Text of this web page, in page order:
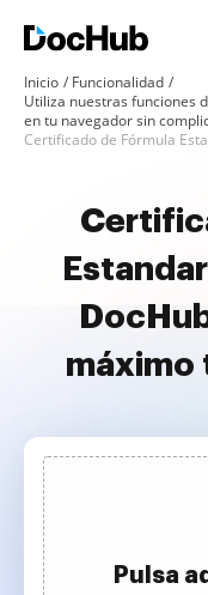
Inicio
Funcionalidad
Utiliza nuestras funciones
en tu navegador sin
Certificado de Fórmula
máximo
Pulsa